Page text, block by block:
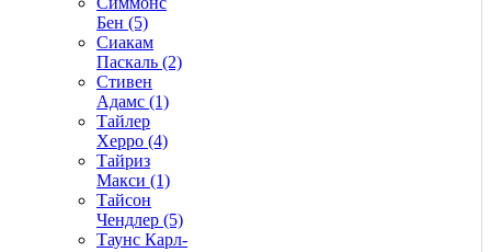
Бен (5)
Сиакам
Паскаль (2)
Стивен
Адамс (1)
Тайлер
Херро (4)
Тайриз
Макси (1)
Тайсон
Чендлер (5)
Таунс Карл-